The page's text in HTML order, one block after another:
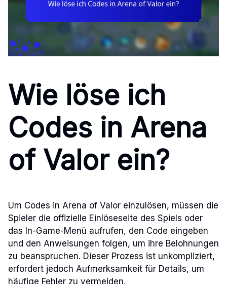
Wie löse ich
Codes in Arena
of Valor ein?
Um Codes in Arena of Valor einzulösen, müssen die
Spieler die offizielle Einlöseseite des Spiels oder
das In-Game-Menü aufrufen, den Code eingeben
und den Anweisungen folgen, um ihre Belohnungen
zu beanspruchen. Dieser Prozess ist unkompliziert,
erfordert jedoch Aufmerksamkeit für Details, um
häufige Fehler zu vermeiden.